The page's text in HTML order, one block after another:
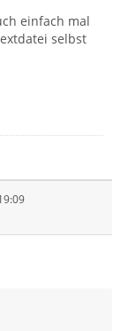
einfach mal
selbst